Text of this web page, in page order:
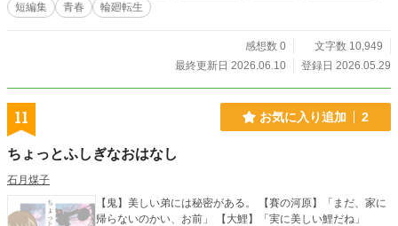
短編集
青春 輪廻転生
感想数 0
文字数 10,949
最終更新日 2026.06.10
登録日 2026.05.29
11 お気に入り追加 2
ちょっとふしぎなおはなし
石月煤子
【鬼】美しい弟には秘密がある。 【賽の河原】「まだ、家に
帰らないのかい、お前」 【大鯉】「実に美しい鯉だね」